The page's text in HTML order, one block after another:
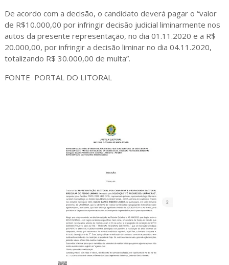
De acordo com a decisão, o candidato deverá pagar o “valor
de R$10.000,00 por infringir decisão judicial liminarmente nos
autos da presente representação, no dia 01.11.2020 e a R$
20.000,00, por infringir a decisão liminar no dia 04.11.2020,
totalizando R$ 30.000,00 de multa”.
FONTE PORTAL DO LITORAL